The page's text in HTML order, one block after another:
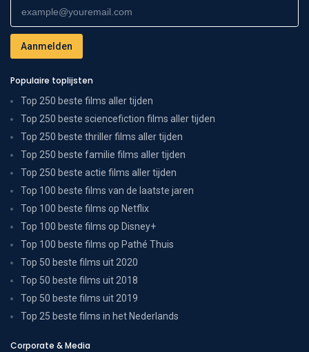
Populaire toplijsten
Top 250 beste films aller tijden
Top 250 beste sciencefiction films aller tijden
Top 250 beste thriller films aller tijden
Top 250 beste familie films aller tijden
Top 250 beste actie films aller tijden
Top 100 beste films van de laatste jaren
Top 100 beste films op Netflix
Top 100 beste films op Disney+
Top 100 beste films op Pathé Thuis
Top 50 beste films uit 2020
Top 50 beste films uit 2018
Top 50 beste films uit 2019
Top 25 beste films in het Nederlands
Corporate & Media